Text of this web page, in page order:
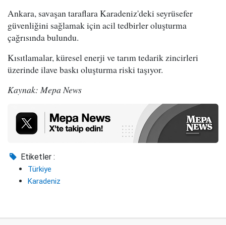
Ankara, savaşan taraflara Karadeniz'deki seyrüsefer
güvenliğini sağlamak için acil tedbirler oluşturma
çağrısında bulundu.
Kısıtlamalar, küresel enerji ve tarım tedarik zincirleri
üzerinde ilave baskı oluşturma riski taşıyor.
Kaynak: Mepa News
Etiketler :
Türkiye
Karadeniz